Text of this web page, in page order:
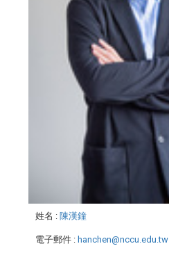
姓名 : 陳漢鐘
電子郵件 : hanchen@nccu.edu.tw